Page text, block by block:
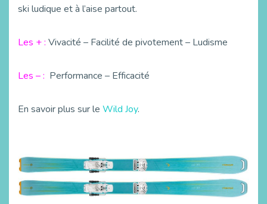
ski ludique et à l’aise partout.
Les + : Vivacité – Facilité de pivotement – Ludisme
Les – : Performance – Efficacité
En savoir plus sur le Wild Joy.